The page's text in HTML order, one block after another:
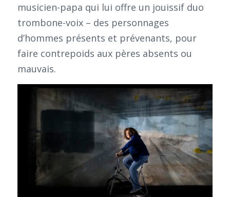
musicien-papa qui lui offre un jouissif duo
trombone-voix – des personnages
d’hommes présents et prévenants, pour
faire contrepoids aux pères absents ou
mauvais.